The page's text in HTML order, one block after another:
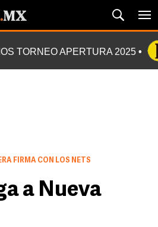
TORNEO APERTURA 2025
FIRMA CON LOS NETS
a Nueva